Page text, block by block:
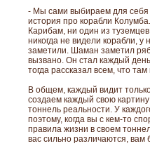
- Мы сами выбираем для себя
история про корабли
Карибам, ни один из
никогда не видели корабли,
заметили. Шаман заметил
вызвано. Он стал каждый
тогда рассказал всем, что
В общем, каждый видит
создаем каждый свою
тоннель реальности. У
поэтому, когда вы с кем-то
правила жизни в своем
вас сильно различаются,